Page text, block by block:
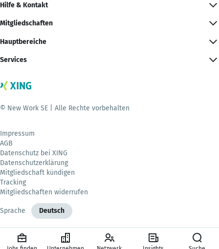
Hilfe & Kontakt
Mitgliedschaften
Hauptbereiche
Services
© New Work SE | Alle Rechte vorbehalten
Impressum
AGB
Datenschutz bei XING
Datenschutzerklärung
Mitgliedschaft kündigen
Tracking
Mitgliedschaften widerrufen
Sprache Deutsch